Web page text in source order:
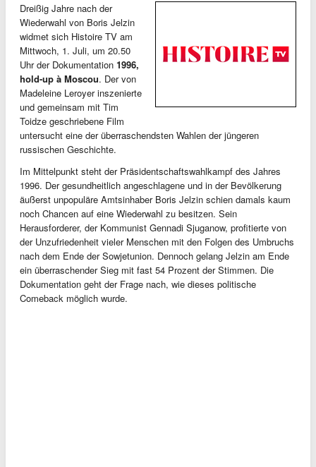
Dreißig Jahre nach der
Wiederwahl von Boris Jelzin
widmet sich Histoire TV am
Mittwoch, 1. Juli, um 20.50
Uhr der Dokumentation 1996,
hold-up à Moscou. Der von
Madeleine Leroyer inszenierte
und gemeinsam mit Tim
Toidze geschriebene Film
untersucht eine der überraschendsten Wahlen der jüngeren
russischen Geschichte.
Im Mittelpunkt steht der Präsidentschaftswahlkampf des Jahres
1996. Der gesundheitlich angeschlagene und in der Bevölkerung
äußerst unpopuläre Amtsinhaber Boris Jelzin schien damals kaum
noch Chancen auf eine Wiederwahl zu besitzen. Sein
Herausforderer, der Kommunist Gennadi Sjuganow, profitierte von
der Unzufriedenheit vieler Menschen mit den Folgen des Umbruchs
nach dem Ende der Sowjetunion. Dennoch gelang Jelzin am Ende
ein überraschender Sieg mit fast 54 Prozent der Stimmen. Die
Dokumentation geht der Frage nach, wie dieses politische
Comeback möglich wurde.